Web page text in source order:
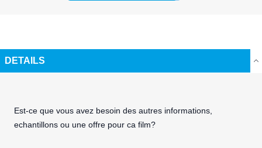
DETAILS
Est-ce que vous avez besoin des autres informations,
echantillons ou une offre pour ca film?